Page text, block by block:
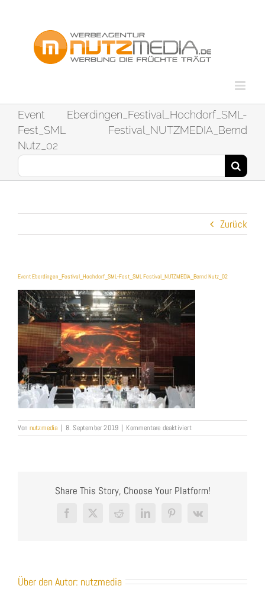
Event Eberdingen_Festival_Hochdorf_SML-
Fest_SML Festival_NUTZMEDIA_Bernd
Nutz_02
Suche
nach:
Zurück
Event Eberdingen_Festival_Hochdorf_SML-Fest_SML Festival_NUTZMEDIA_Bernd Nutz_02
Von nutzmedia | 8. September 2019 | Kommentare deaktiviertfür
Event
Share This Story, Choose Your Platform!
Facebook
X RedditLinkedInPinterest
Vk
Über den Autor: nutzmedia